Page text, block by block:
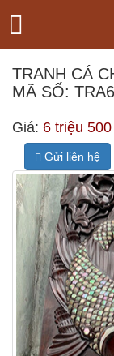
TRANH CÁ
MÃ SỐ:
Giá: 6 triệu
Gửi liên hệ